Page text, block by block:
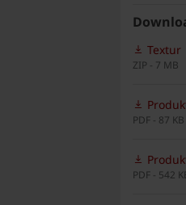
Textur
ZIP - 7 MB
PDF - 87 KB
PDF - 542